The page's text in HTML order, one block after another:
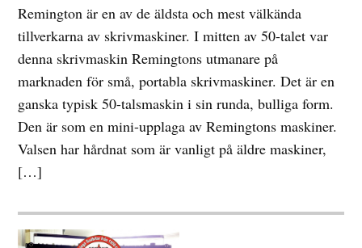
Remington är en av de äldsta och mest välkända
tillverkarna av skrivmaskiner. I mitten av 50-talet var
denna skrivmaskin Remingtons utmanare på
marknaden för små, portabla skrivmaskiner. Det är en
ganska typisk 50-talsmaskin i sin runda, bulliga form.
Den är som en mini-upplaga av Remingtons maskiner.
Valsen har hårdnat som är vanligt på äldre maskiner,
[…]